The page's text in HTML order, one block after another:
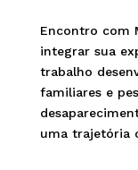
Encontro com
integrar sua
trabalho
familiares e
uma trajetória